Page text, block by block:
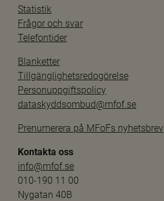
Statistik
Frågor och svar
Telefontider
Blanketter
Tillgänglighetsredogörelse
Personuppgiftspolicy
dataskyddsombud@mfof.se
Prenumerera på MFoFs nyhetsbrev
Kontakta oss
info@mfof.se
010-190 11 00
Nygatan 40B